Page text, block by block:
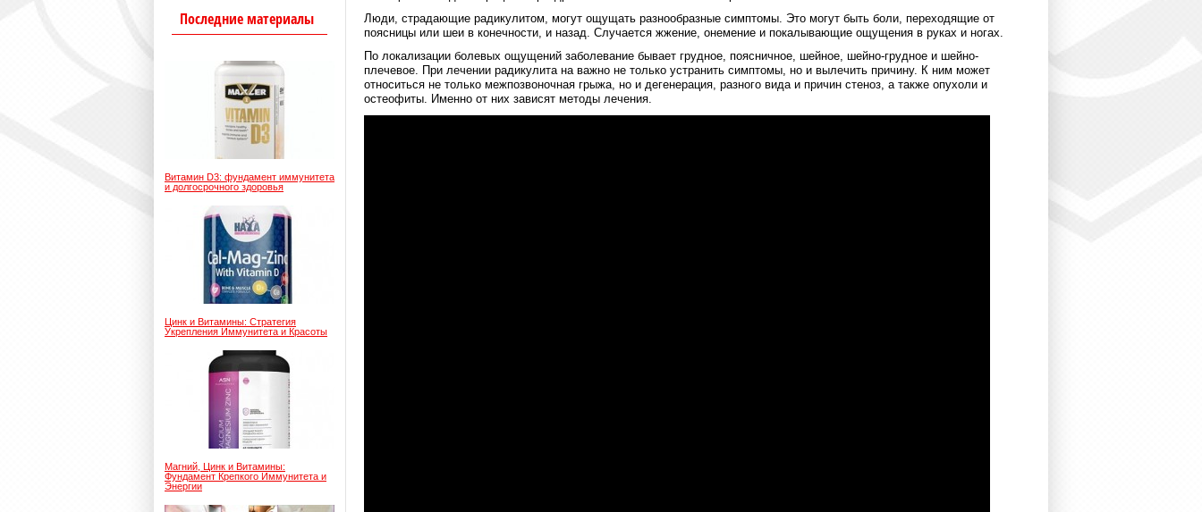
Последние материалы
Витамин D3: фундамент иммунитета
и долгосрочного здоровья
Цинк и Витамины: Стратегия
Укрепления Иммунитета и Красоты
Магний, Цинк и Витамины:
Фундамент Крепкого Иммунитета и
Энергии
Люди, страдающие радикулитом, могут ощущать разнообразные симптомы. Это могут быть боли, переходящие от
поясницы или шеи в конечности, и назад. Случается жжение, онемение и покалывающие ощущения в руках и ногах.
По локализации болевых ощущений заболевание бывает грудное, поясничное, шейное, шейно-грудное и шейно-
плечевое. При лечении радикулита на важно не только устранить симптомы, но и вылечить причину. К ним может
относиться не только межпозвоночная грыжа, но и дегенерация, разного вида и причин стеноз, а также опухоли и
остеофиты. Именно от них зависят методы лечения.